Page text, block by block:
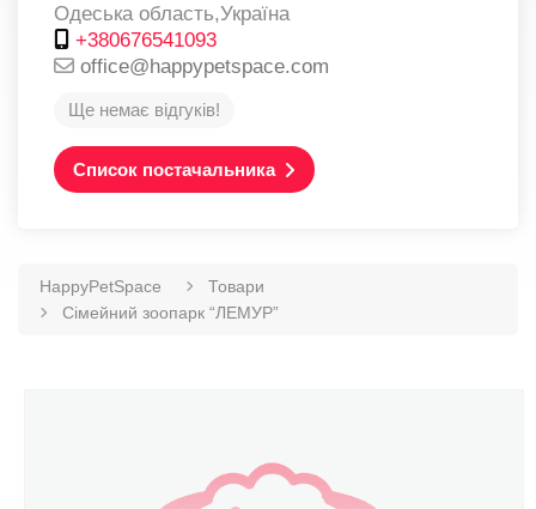
Одеська область,Україна
+380676541093
office@happypetspace.com
Ще немає відгуків!
Список постачальника
HappyPetSpace
Товари
Сімейний зоопарк “ЛЕМУР”